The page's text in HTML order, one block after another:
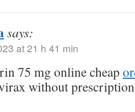
says:
at 21 h 41 min
75 mg online cheap
without prescription